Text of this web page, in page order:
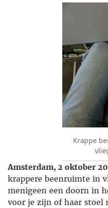
Krappe
Amsterdam, 2 oktober
krappere beenruimte in
menigeen een doorn in
voor je zijn of haar stoel